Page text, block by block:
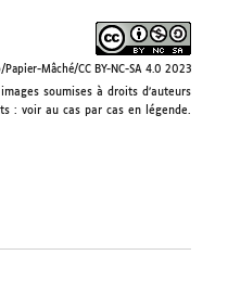
Papier-Mâché/CC BY-NC-SA 4.0 2023
soumises à droits d’auteurs
: voir au cas par cas en légende.